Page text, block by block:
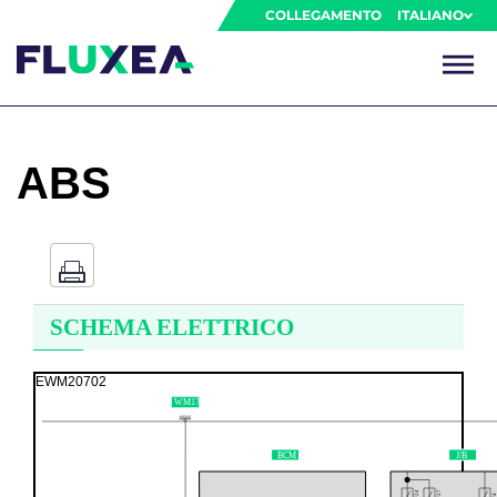
COLLEGAMENTO ITALIANO
ABS
SCHEMA ELETTRICO
EWM20702
BCM J/B
F24 F27
WM17